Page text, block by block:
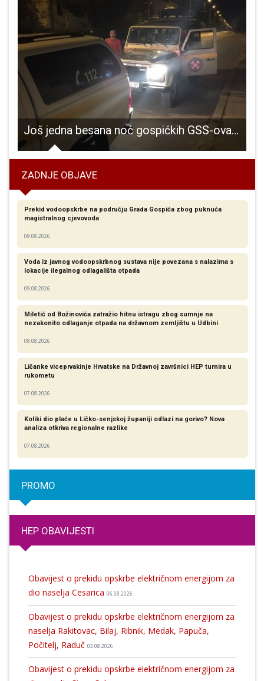
Još jedna besana noć gospićkih GSS-ovaca
ZADNJE OBJAVE
Prekid vodoopskrbe na području Grada Gospića zbog puknuća
magistralnog cjevovoda
09.08.2026
Voda iz javnog vodoopskrbnog sustava nije povezana s nalazima s
lokacije ilegalnog odlagališta otpada
09.08.2026
Miletić od Božinovića zatražio hitnu istragu zbog sumnje na
nezakonito odlaganje otpada na državnom zemljištu u Udbini
08.08.2026
Ličanke viceprvakinje Hrvatske na Državnoj završnici HEP turnira u
rukometu
07.08.2026
Koliki dio plaće u Ličko-senjskoj županiji odlazi na gorivo? Nova
analiza otkriva regionalne razlike​
07.08.2026
PROMO
HEP OBAVIJESTI
Obavijest o prekidu opskrbe električnom energijom za
dio naselja Cesarica 06.08.2026
Obavijest o prekidu opskrbe električnom energijom za
naselja Rakitovac, Bilaj, Ribnik, Medak, Papuča,
Počitelj, Raduč 03.08.2026
Obavijest o prekidu opskrbe električnom energijom za